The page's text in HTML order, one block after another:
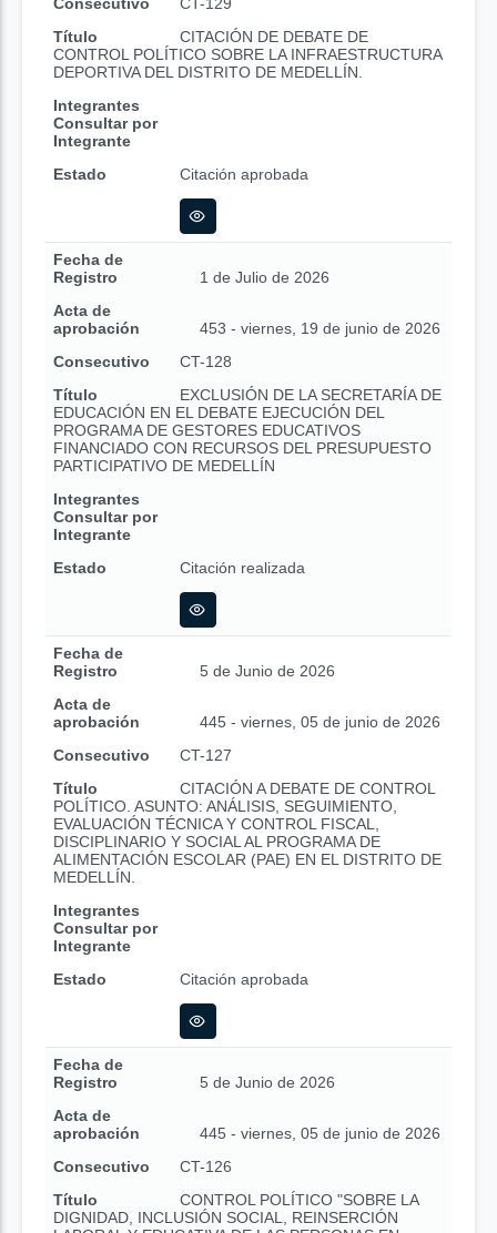
Título
CITACIÓN DE DEBATE DE
CONTROL POLÍTICO SOBRE LA INFRAESTRUCTURA
DEPORTIVA DEL DISTRITO DE MEDELLÍN.
Integrantes
Consultar por
Integrante
Estado
Citación aprobada
Fecha de
Registro
1 de Julio de 2026
Acta de
aprobación
453 - viernes, 19 de junio de 2026
Consecutivo
CT-128
Título
EXCLUSIÓN DE LA SECRETARÍA DE
EDUCACIÓN EN EL DEBATE EJECUCIÓN DEL
PROGRAMA DE GESTORES EDUCATIVOS
FINANCIADO CON RECURSOS DEL PRESUPUESTO
PARTICIPATIVO DE MEDELLÍN
Integrantes
Consultar por
Integrante
Estado
Citación realizada
Fecha de
Registro
5 de Junio de 2026
Acta de
aprobación
445 - viernes, 05 de junio de 2026
Consecutivo
CT-127
Título
CITACIÓN A DEBATE DE CONTROL
POLÍTICO. ASUNTO: ANÁLISIS, SEGUIMIENTO,
EVALUACIÓN TÉCNICA Y CONTROL FISCAL,
DISCIPLINARIO Y SOCIAL AL PROGRAMA DE
ALIMENTACIÓN ESCOLAR (PAE) EN EL DISTRITO DE
MEDELLÍN.
Integrantes
Consultar por
Integrante
Estado
Citación aprobada
Fecha de
Registro
5 de Junio de 2026
Acta de
aprobación
445 - viernes, 05 de junio de 2026
Consecutivo
CT-126
Título
CONTROL POLÍTICO "SOBRE LA
DIGNIDAD, INCLUSIÓN SOCIAL, REINSERCIÓN